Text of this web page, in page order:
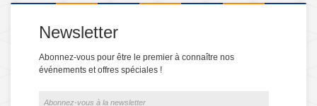
Newsletter
Abonnez-vous pour être le premier à connaître nos
événements et offres spéciales !